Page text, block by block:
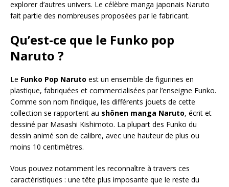
explorer d’autres univers. Le célèbre manga japonais Naruto
fait partie des nombreuses proposées par le fabricant.
Qu’est-ce que le Funko pop
Naruto ?
Le Funko Pop Naruto est un ensemble de figurines en
plastique, fabriquées et commercialisées par l’enseigne Funko.
Comme son nom l’indique, les différents jouets de cette
collection se rapportent au shōnen manga Naruto, écrit et
dessiné par Masashi Kishimoto. La plupart des Funko du
dessin animé son de calibre, avec une hauteur de plus ou
moins 10 centimètres.
Vous pouvez notamment les reconnaître à travers ces
caractéristiques : une tête plus imposante que le reste du